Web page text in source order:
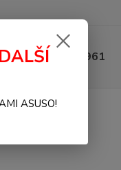
+420 377 441 961
ASUSO!